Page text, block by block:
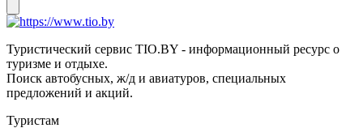
Туристический сервис TIO.BY - информационный ресурс о
туризме и отдыхе.
Поиск автобусных, ж/д и авиатуров, специальных
предложений и акций.
Туристам